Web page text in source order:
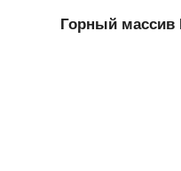
Горный массив